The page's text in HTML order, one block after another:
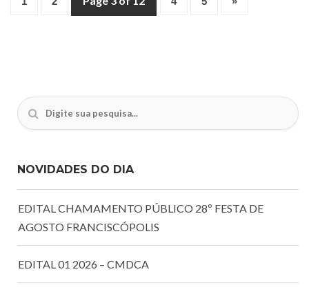
NOVIDADES DO DIA
EDITAL CHAMAMENTO PÚBLICO 28º FESTA DE
AGOSTO FRANCISCÓPOLIS
EDITAL 01 2026 – CMDCA